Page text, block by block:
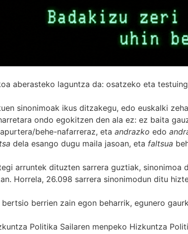
aberasteko laguntza da: osatzeko eta
sinonimoak ikus ditzakegu, edo euskalki
ondo egokitzen den ala ez: ez baita
behe-nafarreraz, eta andrazko edo
dela esango dugu maila jasoan, eta faltsua
arruntek dituzten sarrera guztiak,
Horrela, 26.098 sarrera sinonimodun ditu
berrien zain egon beharrik, egunero
Politika Sailaren menpeko Hizkuntza